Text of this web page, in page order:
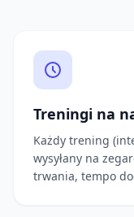
Treningi na
Każdy trening
wysyłany na
trwania, tempo